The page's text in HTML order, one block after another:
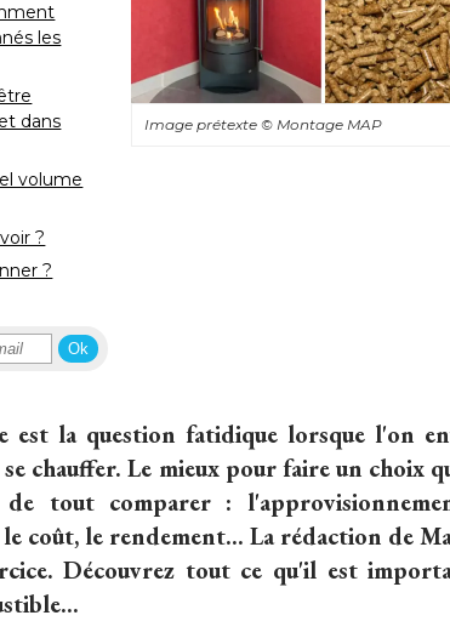
Image prétexte © Montage MAP
les
dans
volume
?
?
Ok
est la question fatidique lorsque l'on
chauffer. Le mieux pour faire un choix
tout comparer :
coût, le rendement... La rédaction de
Découvrez tout ce qu'il est